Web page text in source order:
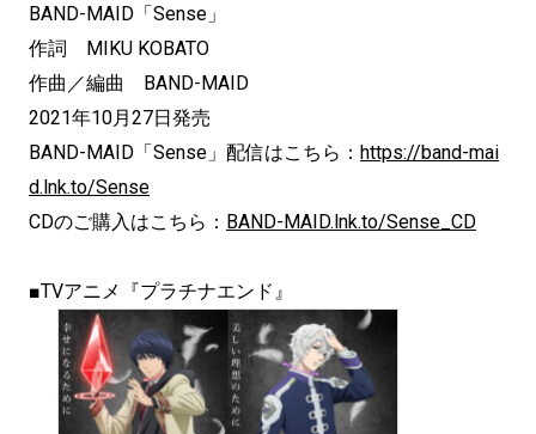
BAND-MAID「Sense」
作詞 MIKU KOBATO
作曲／編曲 BAND-MAID
2021年10月27日発売
BAND-MAID「Sense」配信はこちら： https://band-mai
d.lnk.to/Sense
CDのご購入はこちら： BAND-MAID.lnk.to/Sense_CD
■TVアニメ『プラチナエンド』